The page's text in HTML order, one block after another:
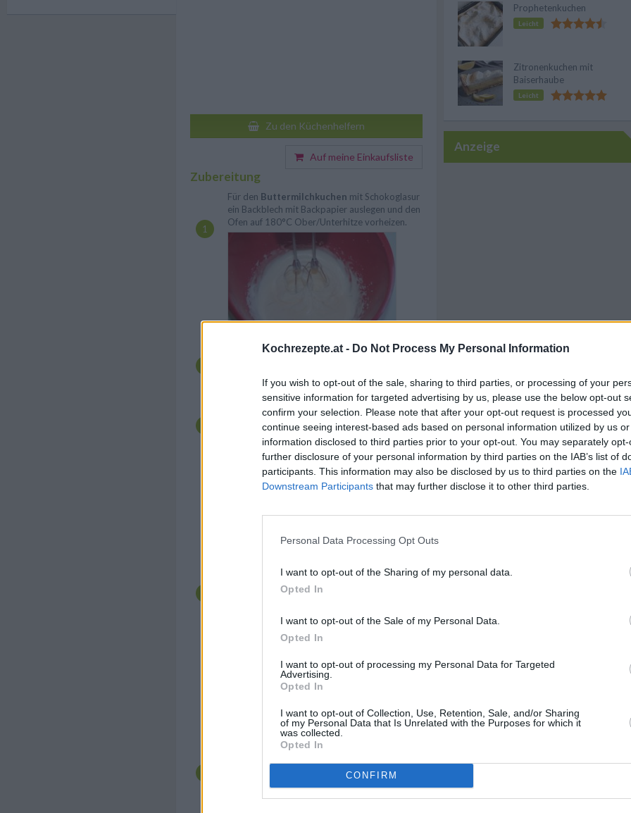
Kochrezepte.at - Do Not Process My Personal Information
If you wish to opt-out of the sale, sharing to third parties, or processing of your
sensitive information for targeted advertising by us, please use the below opt-out
confirm your selection. Please note that after your opt-out request is processed
continue seeing interest-based ads based on personal information utilized by us
information disclosed to third parties prior to your opt-out. You may separately
further disclosure of your personal information by third parties on the IAB’s list of
participants. This information may also be disclosed by us to third parties on the
Downstream Participants that may further disclose it to other third parties.
Personal Data Processing Opt Outs
I want to opt-out of the Sharing of my personal data.
Opted In
I want to opt-out of the Sale of my Personal Data.
Opted In
I want to opt-out of processing my Personal Data for Targeted
Advertising.
Opted In
I want to opt-out of Collection, Use, Retention, Sale, and/or Sharing
of my Personal Data that Is Unrelated with the Purposes for which it
was collected.
Opted In
CONFIRM
Zu den Küchenhelfern
Auf meine Einkaufsliste
Zubereitung
Für den Buttermilchkuchen mit Schokoglasur
ein Backblech mit Backpapier auslegen und den
Ofen auf 180°C Ober/Unterhitze vorheizen.
Anschließend das Mehl mit dem Backpulver
Buttermilch, unter den Teig rühren.
einen Backrahmen hat, darf diesen gerne
verwenden) und im Ofen ca. 20-25 Minuten
fertig backen (Stäbchenprobe machen). Der
Für die Schokoglasur, das Kokosfett über einem
Prophetenkuchen
Leicht
Zitronenkuchen mit
Baiserhaube
Leicht
Anzeige
Artikelempfehlung
Was tun, wenn sich die Glasur
Kuchen lässt sich nicht
nicht aus der Form stürzen lässt?
Mit ... » mehr
die richti... » mehr